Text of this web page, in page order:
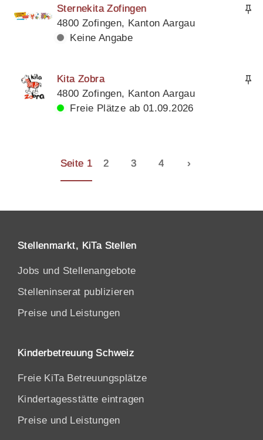
Sternekita Zofingen
4800 Zofingen, Kanton Aargau
Keine Angabe
Kita Zobra
4800 Zofingen, Kanton Aargau
Freie Plätze ab 01.09.2026
Seite 1 2 3 4 ›
Stellenmarkt, KiTa Stellen
Jobs und Stellenangebote
Stelleninserat publizieren
Preise und Leistungen
Kinderbetreuung Schweiz
Freie KiTa Betreuungsplätze
Kindertagesstätte eintragen
Preise und Leistungen